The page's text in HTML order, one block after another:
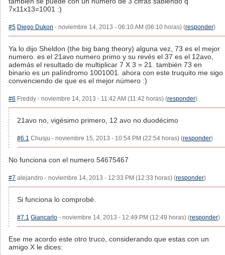
7x11x13=1001 :)
#5 Diego Dukon - noviembre 14, 2013 - 06:10 AM (06:10 horas) (responder)
Ya lo dijo Sheldon (the big bang theory) alguna vez, 73 es el mejor
numero. es el 21avo numero primo y su revés el 37 es el 12avo,
además el resultado de multiplicar 7 X 3 = 21. también 73 en
binario es un palíndromo 1001001. ahora con este truquito me sigo
convenciendo de que es el mejor número :)
#6 Freddy - noviembre 14, 2013 - 11:42 AM (11:42 horas) (responder)
21avo no, vigésimo primero, 12 avo no duodécimo
#6.1 Chusju - noviembre 15, 2013 - 10:54 PM (22:54 horas) (responder)
No funciona con el numero 54675467
#7 alejandro - noviembre 14, 2013 - 12:33 PM (12:33 horas) (responder)
Si funciona lo comprobé.
#7.1 Giancarlo - noviembre 14, 2013 - 12:49 PM (12:49 horas) (responder)
Ese me acordo este otro truco, considerando que estas con un
amigo X le dices: